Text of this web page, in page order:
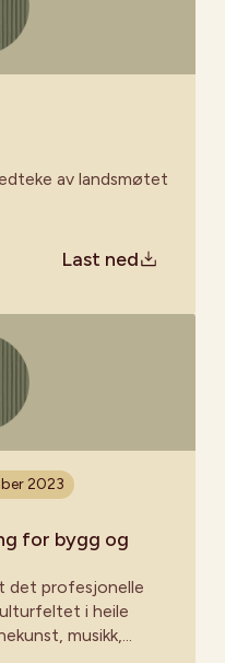
av landsmøtet
Last ned
2023
for bygg og
det profesjonelle
i heile
musikk,